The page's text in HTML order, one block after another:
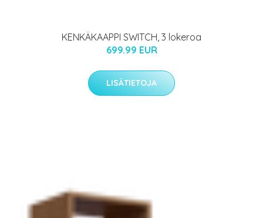
KENKÄKAAPPI SWITCH, 3 lokeroa
699.99 EUR
LISÄTIETOJA